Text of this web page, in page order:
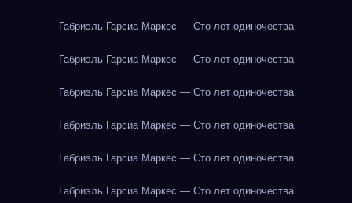
Габриэль Гарсиа Маркес — Сто лет одиночества
Габриэль Гарсиа Маркес — Сто лет одиночества
Габриэль Гарсиа Маркес — Сто лет одиночества
Габриэль Гарсиа Маркес — Сто лет одиночества
Габриэль Гарсиа Маркес — Сто лет одиночества
Габриэль Гарсиа Маркес — Сто лет одиночества